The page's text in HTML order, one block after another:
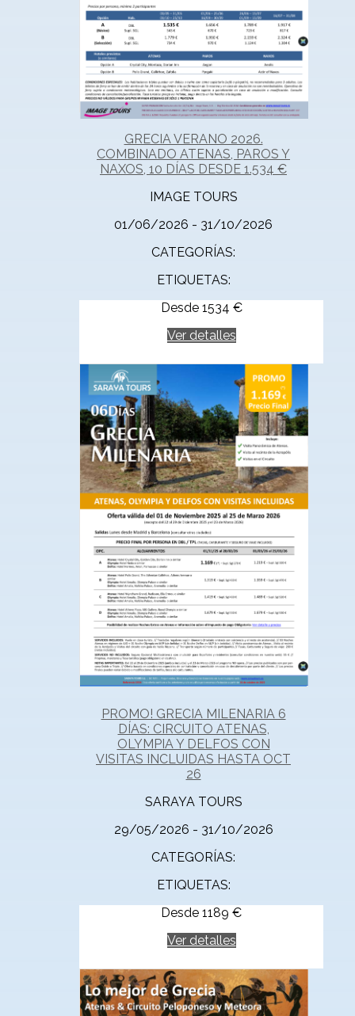
GRECIA VERANO 2026.
COMBINADO ATENAS, PAROS Y
NAXOS, 10 DÍAS DESDE 1.534 €
IMAGE TOURS
01/06/2026 - 31/10/2026
CATEGORÍAS:
ETIQUETAS:
Desde 1534 €
Ver detalles
PROMO! GRECIA MILENARIA 6
DÍAS: CIRCUITO ATENAS,
OLYMPIA Y DELFOS CON
VISITAS INCLUIDAS HASTA OCT
26
SARAYA TOURS
29/05/2026 - 31/10/2026
CATEGORÍAS:
ETIQUETAS:
Desde 1189 €
Ver detalles